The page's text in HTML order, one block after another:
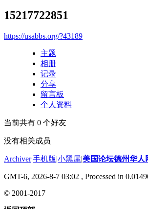
15217722851
https://usabbs.org/?43189
主题
相册
记录
分享
留言板
个人资料
当前共有 0 个好友
没有相关成员
Archiver|手机版|小黑屋|美国论坛德州华人
GMT-6, 2026-8-7 03:02 , Processed in
© 2001-2017